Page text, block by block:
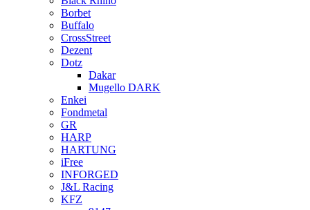
Borbet
Buffalo
CrossStreet
Dezent
Dotz
Dakar
Mugello DARK
Enkei
Fondmetal
GR
HARP
HARTUNG
iFree
INFORGED
J&L Racing
KFZ